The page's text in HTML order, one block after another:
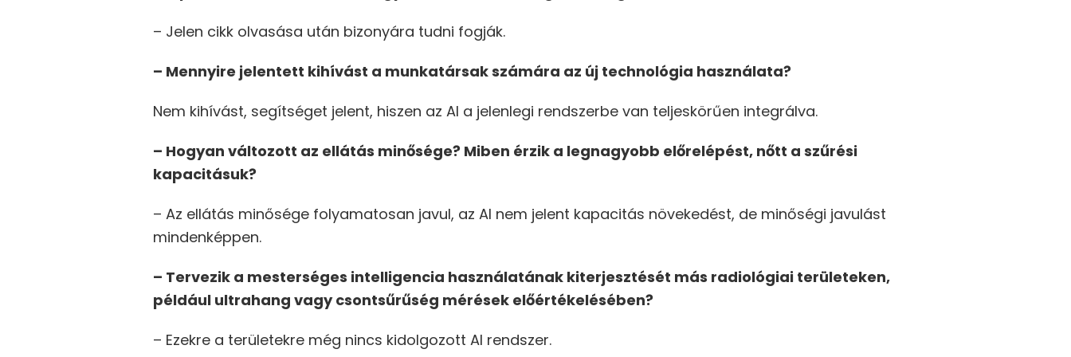
– Jelen cikk olvasása után bizonyára tudni fogják.
– Mennyire jelentett kihívást a munkatársak számára az új technológia használata?
Nem kihívást, segítséget jelent, hiszen az AI a jelenlegi rendszerbe van teljeskörűen integrálva.
– Hogyan változott az ellátás minősége? Miben érzik a legnagyobb előrelépést, nőtt a szűrési
kapacitásuk?
– Az ellátás minősége folyamatosan javul, az AI nem jelent kapacitás növekedést, de minőségi javulást
mindenképpen.
– Tervezik a mesterséges intelligencia használatának kiterjesztését más radiológiai területeken,
például ultrahang vagy csontsűrűség mérések előértékelésében?
– Ezekre a területekre még nincs kidolgozott AI rendszer.